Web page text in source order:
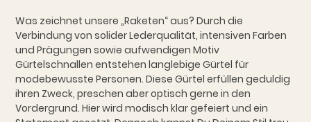
Was zeichnet unsere „Raketen“ aus? Durch die
Verbindung von solider Lederqualität, intensiven Farben
und Prägungen sowie aufwendigen Motiv
Gürtelschnallen entstehen langlebige Gürtel für
modebewusste Personen. Diese Gürtel erfüllen geduldig
ihren Zweck, preschen aber optisch gerne in den
Vordergrund. Hier wird modisch klar gefeiert und ein